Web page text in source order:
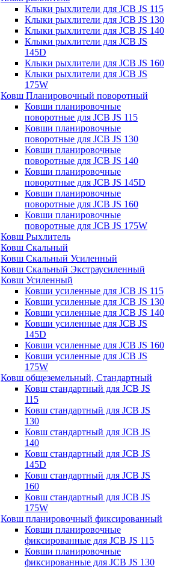
Клыки рыхлители для JCB JS 115
Клыки рыхлители для JCB JS 130
Клыки рыхлители для JCB JS 140
Клыки рыхлители для JCB JS
145D
Клыки рыхлители для JCB JS 160
Клыки рыхлители для JCB JS
175W
Ковш Планировочный поворотный
Ковши планировочные
поворотные для JCB JS 115
Ковши планировочные
поворотные для JCB JS 130
Ковши планировочные
поворотные для JCB JS 140
Ковши планировочные
поворотные для JCB JS 145D
Ковши планировочные
поворотные для JCB JS 160
Ковши планировочные
поворотные для JCB JS 175W
Ковш Рыхлитель
Ковш Скальный
Ковш Скальный Усиленный
Ковш Скальный Экстраусиленный
Ковш Усиленный
Ковши усиленные для JCB JS 115
Ковши усиленные для JCB JS 130
Ковши усиленные для JCB JS 140
Ковши усиленные для JCB JS
145D
Ковши усиленные для JCB JS 160
Ковши усиленные для JCB JS
175W
Ковш общеземельный, Стандартный
Ковш стандартный для JCB JS
115
Ковш стандартный для JCB JS
130
Ковш стандартный для JCB JS
140
Ковш стандартный для JCB JS
145D
Ковш стандартный для JCB JS
160
Ковш стандартный для JCB JS
175W
Ковш планировочный фиксированный
Ковши планировочные
фиксированные для JCB JS 115
Ковши планировочные
фиксированные для JCB JS 130